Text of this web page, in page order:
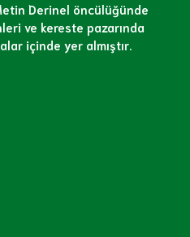
Derinel öncülüğünde
ve kereste pazarında
içinde yer almıştır.